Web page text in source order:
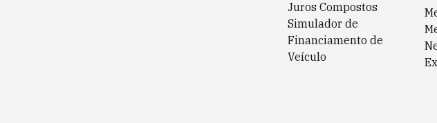
Juros Compostos
Simulador de
Financiamento de
Veículo